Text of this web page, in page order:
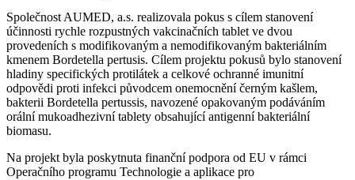
Společnost AUMED, a.s. realizovala pokus s cílem stanovení
účinnosti rychle rozpustných vakcinačních tablet ve dvou
provedeních s modifikovaným a nemodifikovaným bakteriálním
kmenem Bordetella pertusis. Cílem projektu pokusů bylo stanovení
hladiny specifických protilátek a celkové ochranné imunitní
odpovědi proti infekci původcem onemocnění černým kašlem,
bakterii Bordetella pertussis, navozené opakovaným podáváním
orální mukoadhezivní tablety obsahující antigenní bakteriální
biomasu.
Na projekt byla poskytnuta finanční podpora od EU v rámci
Operačního programu Technologie a aplikace pro